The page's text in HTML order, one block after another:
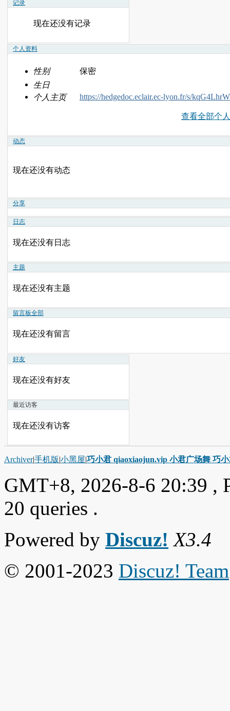
记录
现在还没有记录
个人资料
性别
保密
生日
个人主页
https://hedgedoc.eclair.ec-lyon.fr/s/
查看全部个
动态
现在还没有动态
分享
日志
现在还没有日志
主题
现在还没有主题
留言板全部
现在还没有留言
好友
现在还没有好友
最近访客
现在还没有访客
Archiver|手机版|小黑屋|巧小君 qiaoxiaojun.vip 小君广场舞 巧
GMT+8, 2026-8-6 20:39 ,
20 queries .
Powered by Discuz! X3.4
© 2001-2023 Discuz! Team